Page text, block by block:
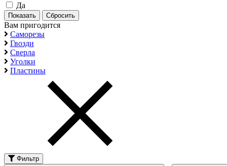
Да
Вам пригодится
Саморезы
Гвозди
Сверла
Уголки
Пластины
Фильтр